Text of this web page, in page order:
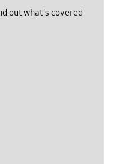
out what's covered